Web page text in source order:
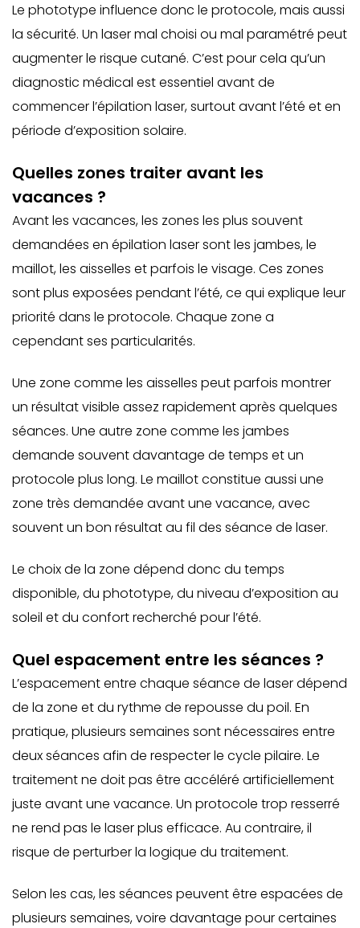
Le phototype influence donc le protocole, mais aussi
la sécurité. Un laser mal choisi ou mal paramétré peut
augmenter le risque cutané. C’est pour cela qu’un
diagnostic médical est essentiel avant de
commencer l’épilation laser, surtout avant l’été et en
période d’exposition solaire.
Quelles zones traiter avant les
vacances ?
Avant les vacances, les zones les plus souvent
demandées en épilation laser sont les jambes, le
maillot, les aisselles et parfois le visage. Ces zones
sont plus exposées pendant l’été, ce qui explique leur
priorité dans le protocole. Chaque zone a
cependant ses particularités.
Une zone comme les aisselles peut parfois montrer
un résultat visible assez rapidement après quelques
séances. Une autre zone comme les jambes
demande souvent davantage de temps et un
protocole plus long. Le maillot constitue aussi une
zone très demandée avant une vacance, avec
souvent un bon résultat au fil des séance de laser.
Le choix de la zone dépend donc du temps
disponible, du phototype, du niveau d’exposition au
soleil et du confort recherché pour l’été.
Quel espacement entre les séances ?
L’espacement entre chaque séance de laser dépend
de la zone et du rythme de repousse du poil. En
pratique, plusieurs semaines sont nécessaires entre
deux séances afin de respecter le cycle pilaire. Le
traitement ne doit pas être accéléré artificiellement
juste avant une vacance. Un protocole trop resserré
ne rend pas le laser plus efficace. Au contraire, il
risque de perturber la logique du traitement.
Selon les cas, les séances peuvent être espacées de
plusieurs semaines, voire davantage pour certaines